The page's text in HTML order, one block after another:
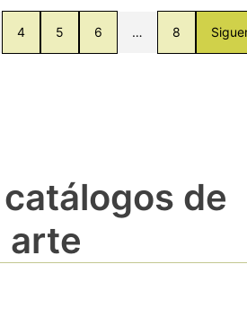
4 5 6 … 8
de
arte